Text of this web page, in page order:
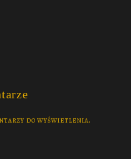
do wyświetlenia.